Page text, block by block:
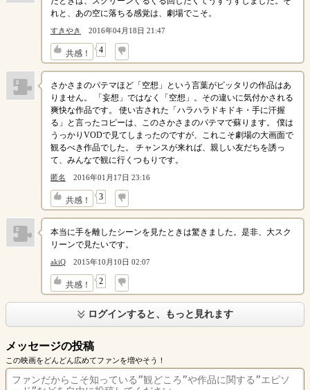
れと、あの空に落ちる感覚は、劇場でこそ。
すきやき 2016年04月18日 21:47
共感！ 4
↓
さかさまのパテマほど「空想」という言葉がピッタリの作品はあ
りません。 「妄想」ではなく「空想」。その違いに気付かされる
爽快な作品です。 使い古された「ハラハラドキドキ・手に汗握
る」と言ったコピーは、このさかさまのパテマで蘇ります。 僕は
うっかりVODで見てしまったのですが、これこそ劇場の大画面で
観るべき作品でした。 チャンスが来れば、親しい友だちを誘っ
て、みんなで観に行くつもりです。
匿名 2016年01月17日 23:16
共感！ 3
↓
本当に手を離したシーンを見たときは驚きました。是非、大スク
リーンで見たいです。
akiQ 2015年10月10日 02:07
共感！ 2
↓
ログインすると、もっと見れます
メッセージの投稿
この映画をどんどん広めてファンを増やそう！